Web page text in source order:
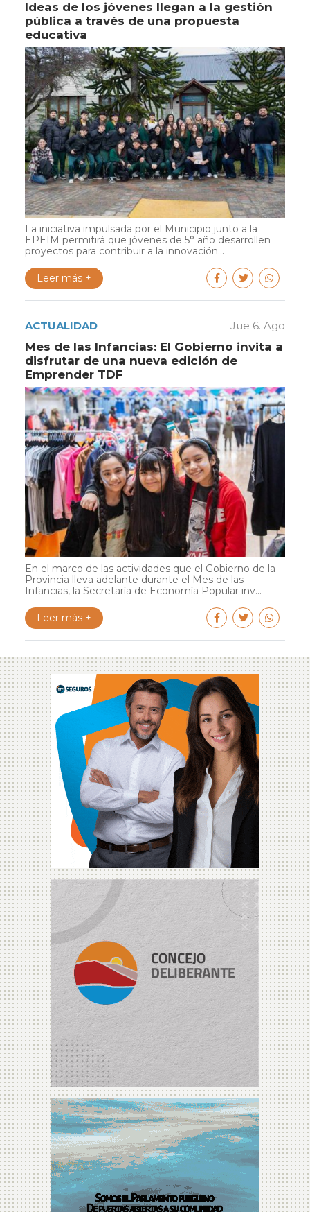
Ideas de los jóvenes llegan a la gestión
pública a través de una propuesta
educativa
La iniciativa impulsada por el Municipio junto a la
EPEIM permitirá que jóvenes de 5° año desarrollen
proyectos para contribuir a la innovación...
Leer más +
ACTUALIDAD Jue 6. Ago
Mes de las Infancias: El Gobierno invita a
disfrutar de una nueva edición de
Emprender TDF
En el marco de las actividades que el Gobierno de la
Provincia lleva adelante durante el Mes de las
Infancias, la Secretaría de Economía Popular inv...
Leer más +